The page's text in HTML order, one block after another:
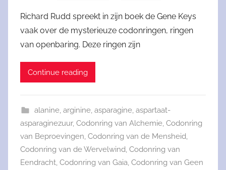
Richard Rudd spreekt in zijn boek de Gene Keys
vaak over de mysterieuze codonringen, ringen
van openbaring. Deze ringen zijn
Continue reading
alanine, arginine, asparagine, aspartaat-
asparaginezuur, Codonring van Alchemie, Codonring
van Beproevingen, Codonring van de Mensheid,
Codonring van de Wervelwind, Codonring van
Eendracht, Codonring van Gaia, Codonring van Geen